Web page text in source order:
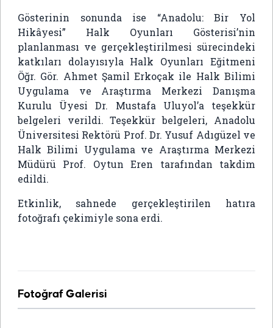
Gösterinin sonunda ise “Anadolu: Bir Yol
Hikâyesi” Halk Oyunları Gösterisi’nin
planlanması ve gerçekleştirilmesi sürecindeki
katkıları dolayısıyla Halk Oyunları Eğitmeni
Öğr. Gör. Ahmet Şamil Erkoçak ile Halk Bilimi
Uygulama ve Araştırma Merkezi Danışma
Kurulu Üyesi Dr. Mustafa Uluyol’a teşekkür
belgeleri verildi. Teşekkür belgeleri, Anadolu
Üniversitesi Rektörü Prof. Dr. Yusuf Adıgüzel ve
Halk Bilimi Uygulama ve Araştırma Merkezi
Müdürü Prof. Oytun Eren tarafından takdim
edildi.
Etkinlik, sahnede gerçekleştirilen hatıra
fotoğrafı çekimiyle sona erdi.
Fotoğraf Galerisi